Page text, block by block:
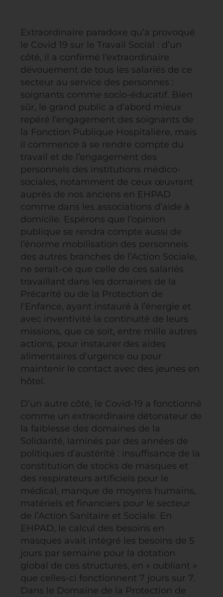
Extraordinaire paradoxe qu’a provoqué
le Covid 19 sur le Travail Social : d’un
côté, il a confirmé l’extraordinaire
dévouement de tous les salariés de ce
secteur au service des personnes :
soignants comme socio-éducatif. Bien
sûr, le grand public a d’abord mieux
repéré l’engagement des soignants de
la Fonction Publique Hospitalière, mais
il commence à se rendre compte du
travail et de l’engagement des
personnels des institutions médico-
sociales, notamment de ceux œuvrant
auprès de nos anciens en EHPAD
comme dans les associations d’aide à
domicile. Espérons que l’opinion
publique se rendra compte aussi de
l’énorme mobilisation des personnels
des autres branches de l’Action Sociale,
ne serait-ce que celle de ces salariés
travaillant dans les domaines de la
Précarité ou de la Protection de
l’Enfance, ayant instauré à l’énergie et
avec inventivité la continuité de leurs
missions, que ce soit, entre mille autres
actions, pour instaurer des aides
alimentaires d’urgence ou pour
maintenir le contact avec des jeunes en
hôtel.
D’un autre côté, le Covid-19 a fonctionné
comme un extraordinaire détonateur de
la faiblesse des domaines de la
Solidarité, laminés par des années de
politiques d’austérité : insuffisance de la
constitution de stocks de masques et
des respirateurs artificiels pour le
médical, manque de moyens humains,
matériels et financiers pour le secteur
de l’Action Sanitaire et Sociale. En
EHPAD, le calcul des besoins en
masques avait intégré les besoins de 5
jours par semaine pour la dotation
global de ces structures, en « oubliant »
que celles-ci fonctionnent 7 jours sur 7.
Dans le Domaine de la Protection de